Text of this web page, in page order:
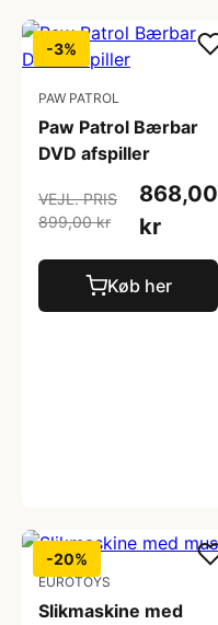
-3%
PAW PATROL
Paw Patrol Bærbar
DVD afspiller
VEJL. PRIS
899,00 kr
868,00
kr
Køb her
-20%
EUROTOYS
Slikmaskine med